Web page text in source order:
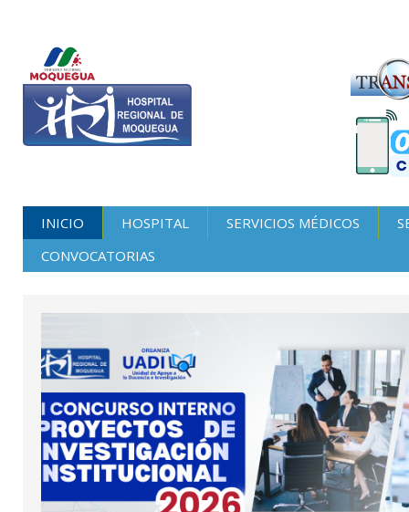
INICIO HOSPITAL SERVICIOS MÉDICOS
CONVOCATORIAS